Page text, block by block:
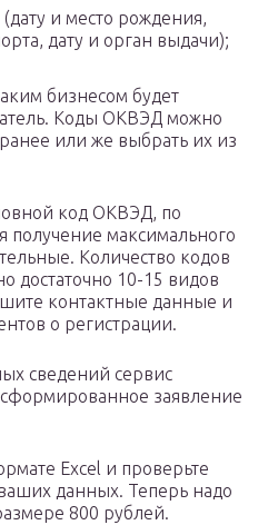
и место рождения,
дату и орган выдачи);
бизнесом будет
Коды ОКВЭД можно
или же выбрать их из
код ОКВЭД, по
получение максимального
Количество кодов
достаточно 10-15 видов
контактные данные и
о регистрации.
сведений сервис
заявление
Excel и проверьте
данных. Теперь надо
800 рублей.